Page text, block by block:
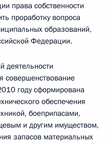
права собственности
проработку вопроса
образований,
Федерации.
деятельности
совершенствование
году сформирована
обеспечения
боеприпасами,
и другим имуществом,
запасов материальных